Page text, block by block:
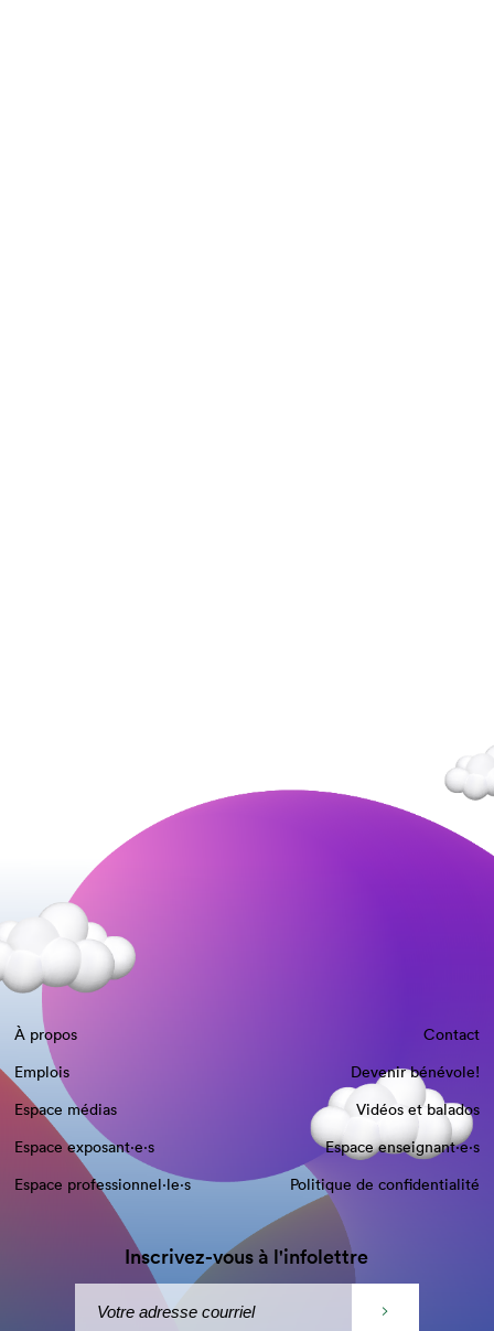
À propos
Contact
Emplois
Devenir bénévole!
Espace médias
Vidéos et balados
Espace exposant·e⋅s
Espace enseignant·e⋅s
Espace professionnel·le⋅s
Politique de confidentialité
Inscrivez-vous à l'infolettre